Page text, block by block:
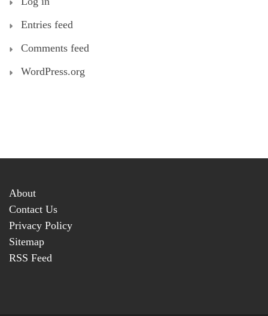
Entries feed
Comments feed
WordPress.org
About
Contact Us
Privacy Policy
Sitemap
RSS Feed